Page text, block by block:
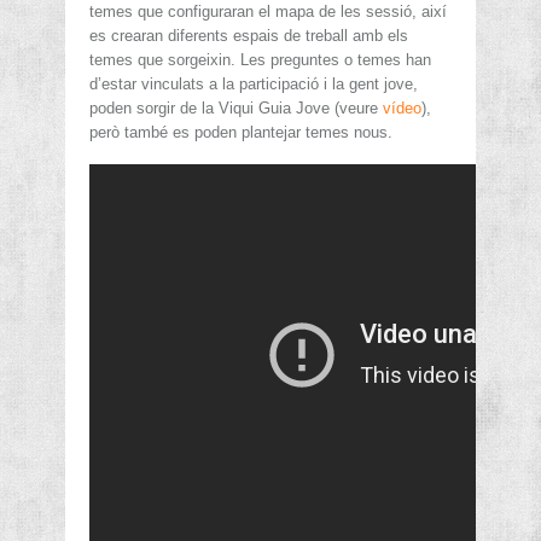
temes que configuraran el mapa de les sessió, així
es crearan diferents espais de treball amb els
temes que sorgeixin. Les preguntes o temes han
d’estar vinculats a la participació i la gent jove,
poden sorgir de la Viqui Guia Jove (veure vídeo),
però també es poden plantejar temes nous.